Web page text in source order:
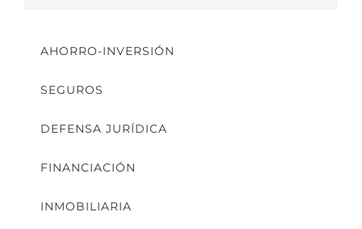
AHORRO-INVERSIÓN
SEGUROS
DEFENSA JURÍDICA
FINANCIACIÓN
INMOBILIARIA